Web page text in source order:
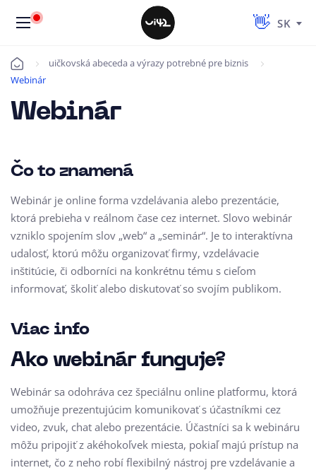
SK
Úvod
uičkovská abeceda a výrazy potrebné pre biznis
Webinár
Webinár
Čo to znamená
Webinár je online forma vzdelávania alebo prezentácie,
ktorá prebieha v reálnom čase cez internet. Slovo webinár
vzniklo spojením slov „web“ a „seminár“. Je to interaktívna
udalosť, ktorú môžu organizovať firmy, vzdelávacie
inštitúcie, či odborníci na konkrétnu tému s cieľom
informovať, školiť alebo diskutovať so svojím publikom.
Viac info
Ako webinár funguje?
Webinár sa odohráva cez špeciálnu online platformu, ktorá
umožňuje prezentujúcim komunikovať s účastníkmi cez
video, zvuk, chat alebo prezentácie. Účastníci sa k webináru
môžu pripojiť z akéhokoľvek miesta, pokiaľ majú prístup na
internet, čo z neho robí flexibilný nástroj pre vzdelávanie a